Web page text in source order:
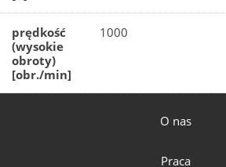
prędkość
(wysokie
obroty)
[obr./min]
1000
O nas
Praca